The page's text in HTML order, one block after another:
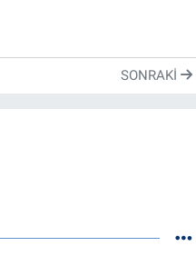
SONRAKI